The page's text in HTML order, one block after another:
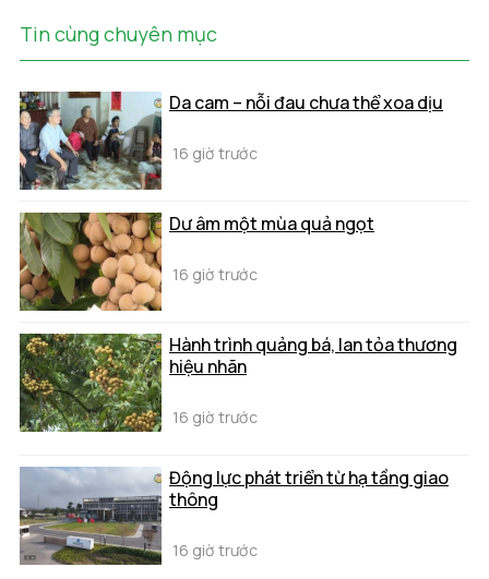
Tin cùng chuyên mục
Da cam – nỗi đau chưa thể xoa dịu
16 giờ trước
Dư âm một mùa quả ngọt
16 giờ trước
Hành trình quảng bá, lan tỏa thương
hiệu nhãn
16 giờ trước
Động lực phát triển từ hạ tầng giao
thông
16 giờ trước